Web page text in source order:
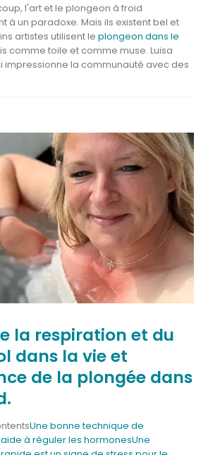
l'art et le plongeon à froid
à un paradoxe. Mais ils existent bel et
artistes utilisent le plongeon dans le
comme toile et comme muse. Luisa
impressionne la communauté avec des
la respiration et du
dans la vie et
de la plongée dans
Une bonne technique de
à réguler les hormonesUne